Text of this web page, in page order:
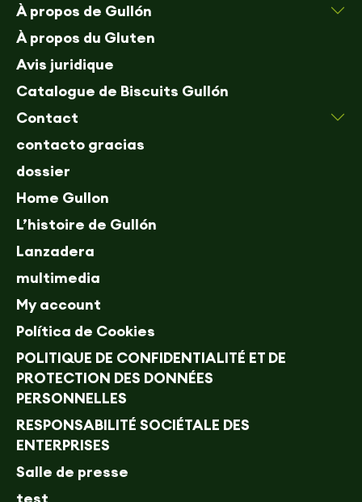
À propos de Gullón
À propos du Gluten
Avis juridique
Catalogue de Biscuits Gullón
Contact
contacto gracias
dossier
Home Gullon
L’histoire de Gullón
Lanzadera
multimedia
My account
Política de Cookies
POLITIQUE DE CONFIDENTIALITÉ ET DE
PROTECTION DES DONNÉES
PERSONNELLES
RESPONSABILITÉ SOCIÉTALE DES
ENTERPRISES
Salle de presse
test